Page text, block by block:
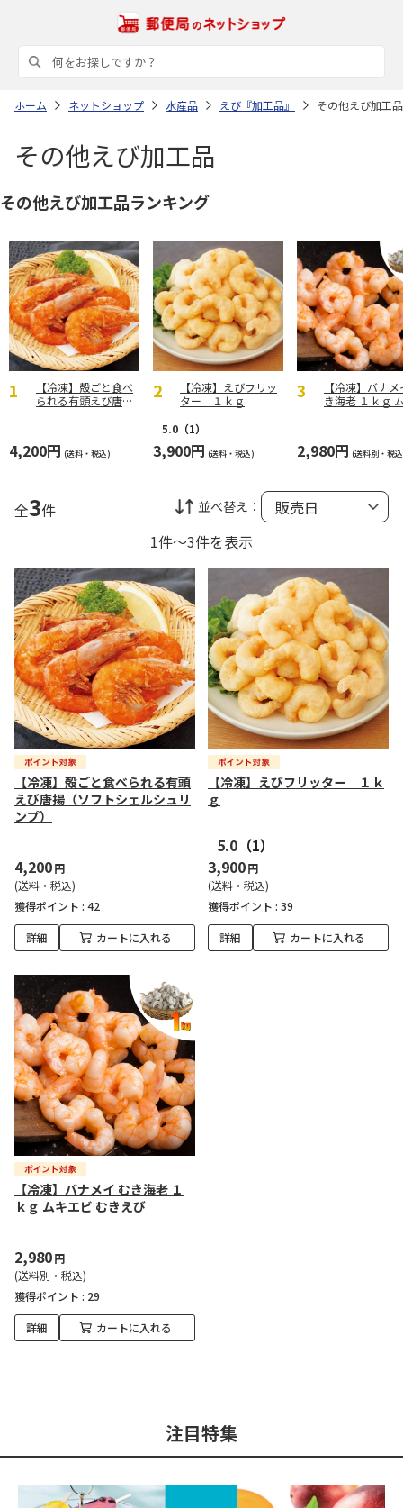
ホーム ネットショップ 水産品 えび『加工品』 その他えび加工品
その他えび加工品
その他えび加工品ランキング
【冷凍】殻ごと食べ
られる有頭えび唐揚
4,200円 (送料・税込)
【冷凍】えびフリッ
ター １ｋｇ
5.0 （1）
3,900円 (送料・税込)
【冷凍】バナ
き海老 １ｋｇ
2,980円 (送料別・税
全3件 並べ替え：
1件～3件を表示
【冷凍】殻ごと食べられる有頭
えび唐揚（ソフトシェルシュリ
ンプ）
4,200円
(送料・税込)
獲得ポイント : 42
詳細 カートに入れる
【冷凍】えびフリッター １ｋ
ｇ
5.0 （1）
3,900円
(送料・税込)
獲得ポイント : 39
詳細 カートに入れる
【冷凍】バナメイ むき海老 １
ｋｇ ムキエビ むきえび
2,980円
(送料別・税込)
獲得ポイント : 29
詳細 カートに入れる
注目特集